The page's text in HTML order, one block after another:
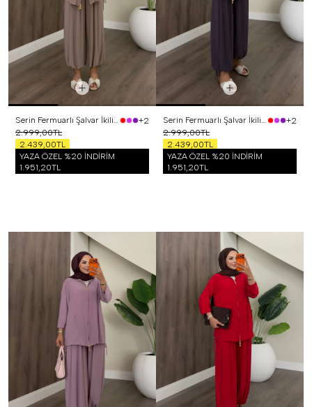
Serin Fermuarlı Şalvar İkili Takım Vizon
+2
2.999,00TL
2.439,00TL
YAZA ÖZEL %20 İNDİRİM
1.951,20TL
Serin Fermuarlı Şalvar İkili Takım Mor
+2
2.999,00TL
2.439,00TL
YAZA ÖZEL %20 İNDİRİM
1.951,20TL